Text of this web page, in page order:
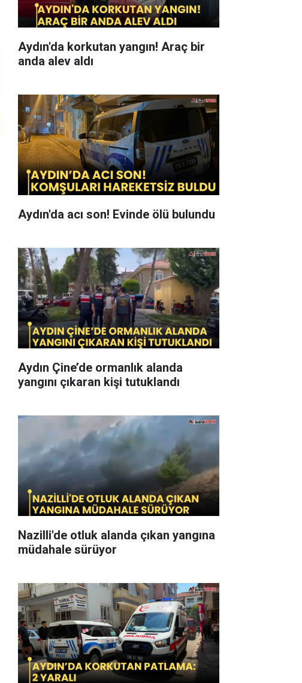
Aydın'da korkutan yangın! Araç bir
anda alev aldı
Aydın'da acı son! Evinde ölü bulundu
Aydın Çine’de ormanlık alanda
yangını çıkaran kişi tutuklandı
Nazilli'de otluk alanda çıkan yangına
müdahale sürüyor